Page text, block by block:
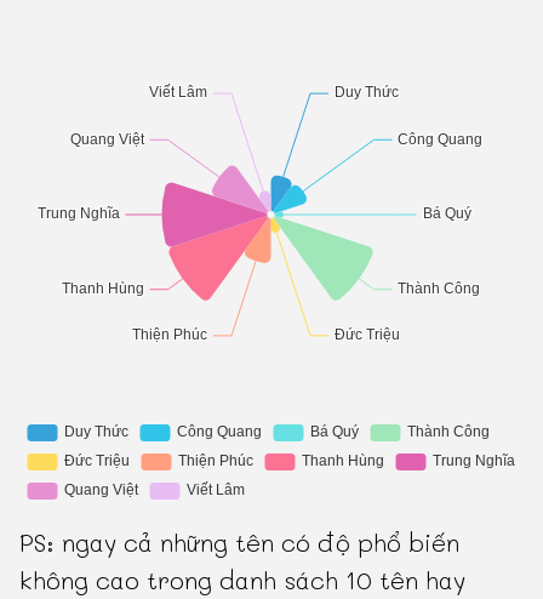
PS: ngay cả những tên có độ phổ biến
không cao trong danh sách 10 tên hay